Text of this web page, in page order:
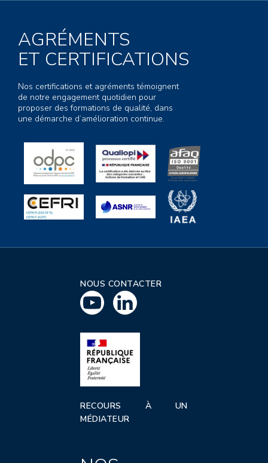
AGRÉMENTS
ET CERTIFICATIONS
Nos certifications et agréments témoignent
de notre engagement quotidien pour
proposer des formations de qualité, dans
une démarche d’amélioration continue.
NOUS CONTACTER
RECOURS À UN
MÉDIATEUR